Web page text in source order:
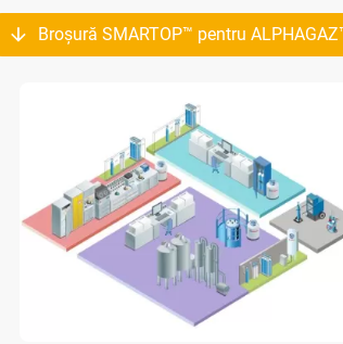
Broșură SMARTOP™ pentru